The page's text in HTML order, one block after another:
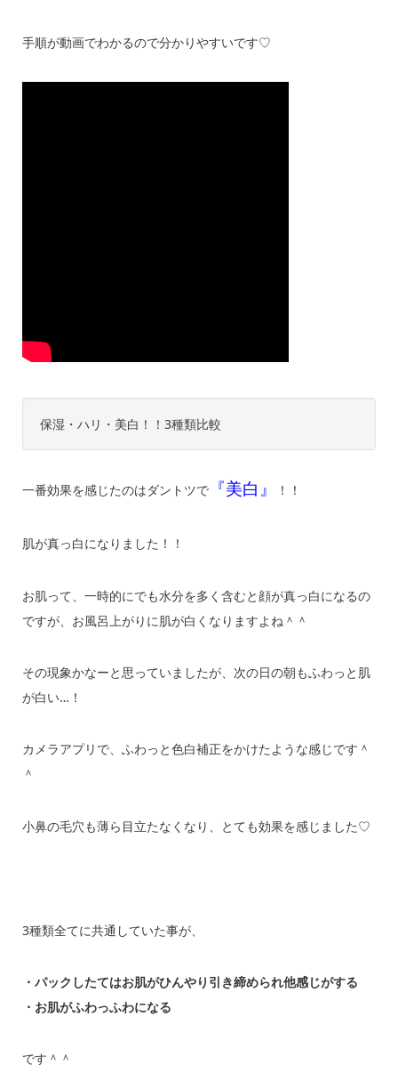
手順が動画でわかるので分かりやすいです♡
保湿・ハリ・美白！！3種類比較
一番効果を感じたのはダントツで『美白』 ！！
肌が真っ白になりました！！
お肌って、一時的にでも水分を多く含むと顔が真っ白になるの
ですが、お風呂上がりに肌が白くなりますよね＾＾
その現象かなーと思っていましたが、次の日の朝もふわっと肌
が白い…！
カメラアプリで、ふわっと色白補正をかけたような感じです＾
＾
小鼻の毛穴も薄ら目立たなくなり、とても効果を感じました♡
3種類全てに共通していた事が、
・パックしたてはお肌がひんやり引き締められ他感じがする
・お肌がふわっふわになる
です＾＾